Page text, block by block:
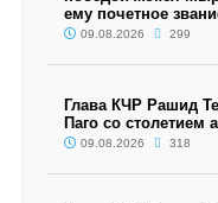
ему почетное
09.08.2026 299
Глава КЧР Рашид
Паго со столетием
09.08.2026 318